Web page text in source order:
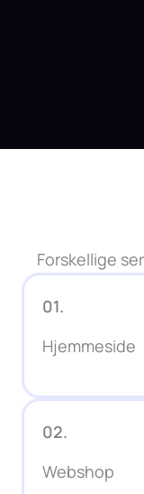
Forskellige
01.
Hjemmeside
02.
Webshop